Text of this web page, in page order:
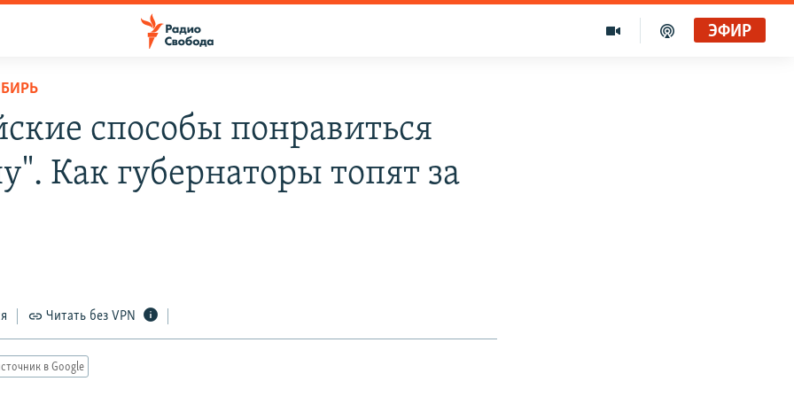
ЭФИР
способы понравиться
Как губернаторы топят за
Читать без VPN
в Google